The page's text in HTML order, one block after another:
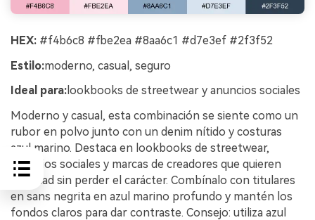
HEX: #f4b6c8 #fbe2ea #8aa6c1 #d7e3ef #2f3f52
Estilo:moderno, casual, seguro
Ideal para: lookbooks de streetwear y anuncios sociales
Moderno y casual, esta combinación se siente como un
rubor en polvo junto con un denim nítido y costuras
azul marino. Destaca en lookbooks de streetwear,
anuncios sociales y marcas de creadores que quieren
suavidad sin perder el carácter. Combínalo con titulares
en sans negrita en azul marino profundo y mantén los
fondos claros para dar contraste. Consejo: utiliza azul